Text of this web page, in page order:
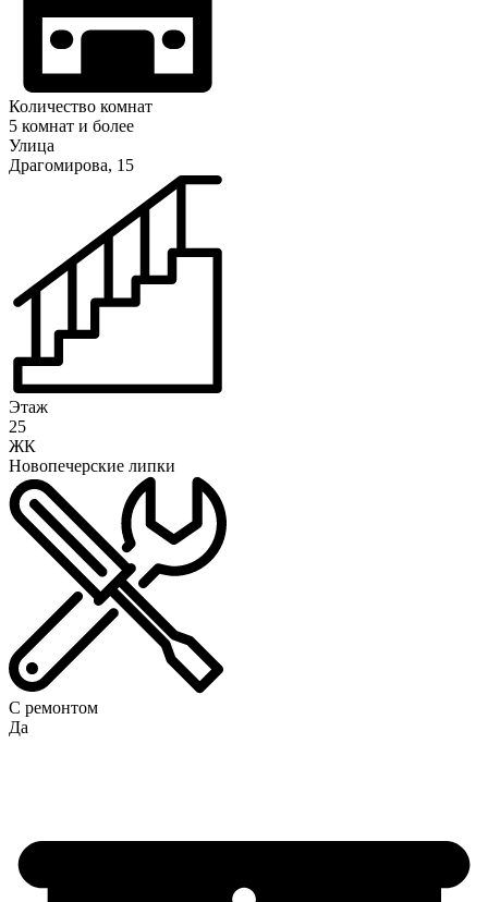
Количество комнат
5 комнат и более
Улица
Драгомирова, 15
Этаж
25
ЖК
Новопечерские липки
С ремонтом
Да